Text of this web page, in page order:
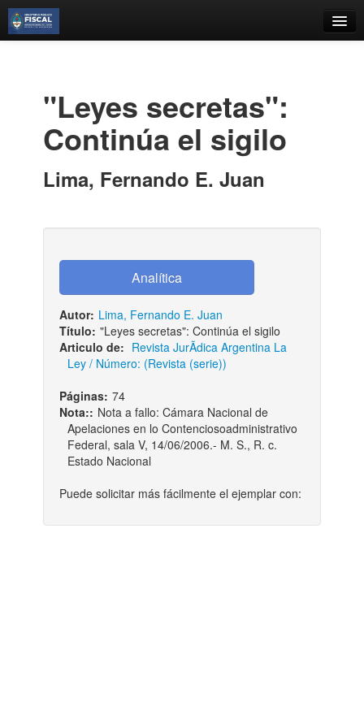
Estantes Virtuales
Iniciar sesión
"Leyes secretas":
Continúa el sigilo
Lima, Fernando E. Juan
Autor: Lima, Fernando E. Juan
Título: "Leyes secretas": Continúa el sigilo
Articulo de: Revista JurÃ­dica Argentina La
Ley / Número: (Revista (serie))
Páginas: 74
Nota:: Nota a fallo: Cámara Nacional de
Apelaciones en lo Contenciosoadministrativo
Federal, sala V, 14/06/2006.- M. S., R. c.
Estado Nacional
Puede solicitar más fácilmente el ejemplar con: